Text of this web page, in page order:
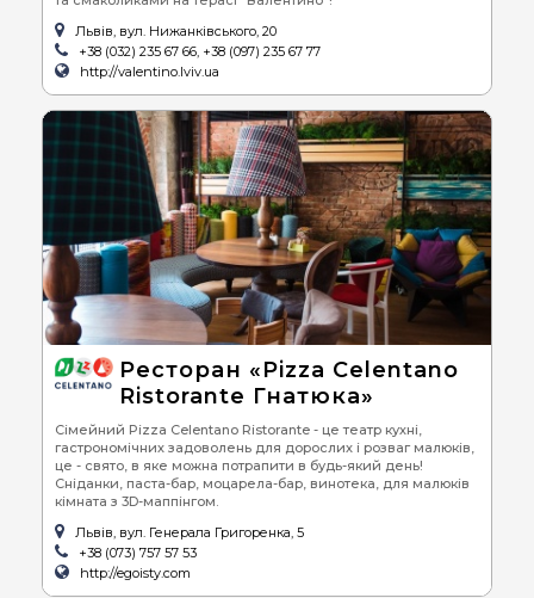
Львів, вул. Нижанківського, 20
+38 (032) 235 67 66, +38 (097) 235 67 77
http://valentino.lviv.ua
Ресторан «Pizza Celentano
Ristorante Гнатюка»
Сімейний Pizza Celentano Ristorante - це театр кухні,
гастрономічних задоволень для дорослих і розваг малюків,
це - свято, в яке можна потрапити в будь-який день!
Сніданки, паста-бар, моцарела-бар, винотека, для малюків
кімната з 3D-маппінгом.
Львів, вул. Генерала Григоренка, 5
+38 (073) 757 57 53
http://egoisty.com